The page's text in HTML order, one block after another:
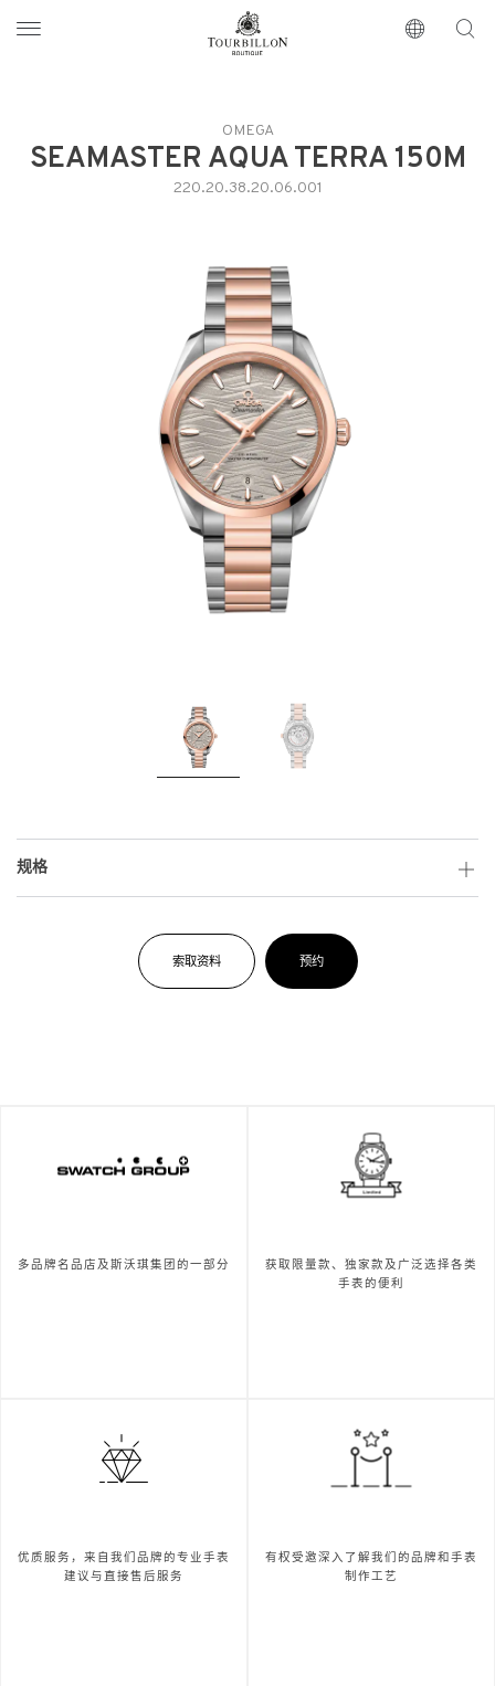
https://www.tourbillon.com/index.php/zh-hant
OMEGA
SEAMASTER AQUA TERRA 150M
220.20.38.20.06.001
规格
索取资料 预约
多品牌名品店及斯沃琪集团的一部分
获取限量款、独家款及广泛选择各类
手表的便利
优质服务，来自我们品牌的专业手表
建议与直接售后服务
有权受邀深入了解我们的品牌和手表
制作工艺